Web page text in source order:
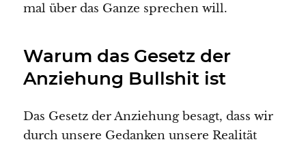
mal über das Ganze sprechen will.
Warum das Gesetz der
Anziehung Bullshit ist
Das Gesetz der Anziehung besagt, dass wir
durch unsere Gedanken unsere Realität